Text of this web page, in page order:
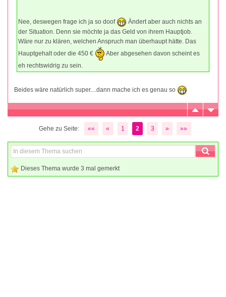
Nee, deswegen frage ich ja so doof
Ändert aber auch nichts an
der Situation. Denn sie möchte ja das Geld von ihrem Hauptjob.
Wäre nur zu klären, welchen Anspruch man überhaupt hätte. Das
Hauptgehalt oder die 450 €
Aber abgesehen davon scheint es
eh rechtswidrig zu sein.
Beides wäre natürlich super....dann mache ich es genau so
Gehe zu Seite: «« « 1 2 3 » »»
Dieses Thema wurde 3 mal gemerkt